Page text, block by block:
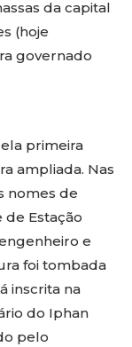
da capital
(hoje
governado
primeira
ampliada. Nas
nomes de
Estação
e
foi tombada
inscrita na
do Iphan
pelo